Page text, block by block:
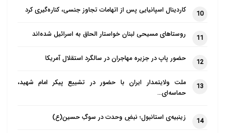
10 کاردینال اسپانیایی پس از اتهامات تجاوز جنسی، کناره‌گیری کرد
11 روستاهای مسیحی لبنان خواستار الحاق به اسرائیل شده‌اند
12 حضور پاپ در جزیره مهاجران در سالگرد استقلال آمریکا
13
ملت ولایتمدار ایران با حضور در تشییع پیکر امام شهید،
حماسه‌ای…
14 زینبیه‌ی استانبول؛ نبضِ وحدت در سوگِ حسین(ع)